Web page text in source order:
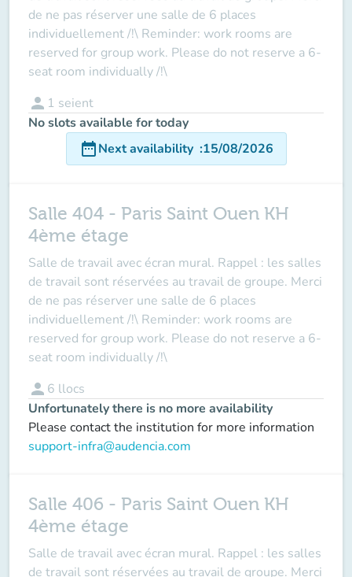
de ne pas réserver une salle de 6 places
individuellement /!\ Reminder: work rooms are
reserved for group work. Please do not reserve a 6-
seat room individually /!\
person 1 seient
No slots available for today
date_rangeNext availability :15/08/2026
Salle 404 - Paris Saint Ouen KH
4ème étage
Salle de travail avec écran mural. Rappel : les salles
de travail sont réservées au travail de groupe. Merci
de ne pas réserver une salle de 6 places
individuellement /!\ Reminder: work rooms are
reserved for group work. Please do not reserve a 6-
seat room individually /!\
person 6 llocs
Unfortunately there is no more availability
Please contact the institution for more information
support-infra@audencia.com
Salle 406 - Paris Saint Ouen KH
4ème étage
Salle de travail avec écran mural. Rappel : les salles
de travail sont réservées au travail de groupe. Merci